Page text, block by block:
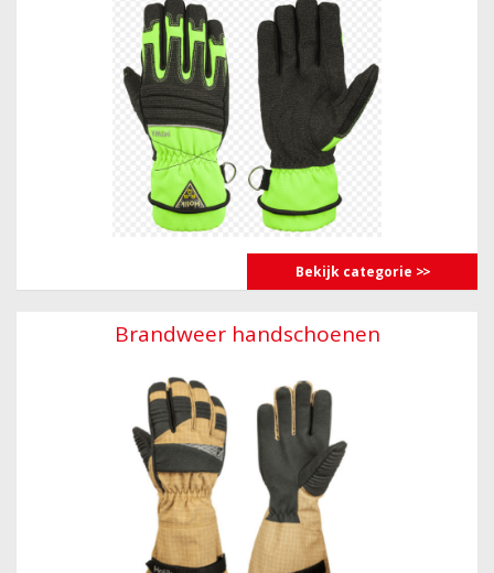
Bekijk categorie
Brandweer handschoenen